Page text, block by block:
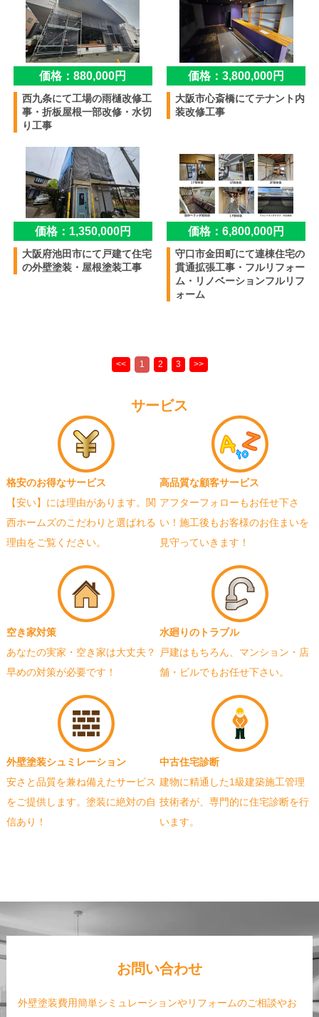
価格：880,000円
西九条にて工場の雨樋改修工
事・折板屋根一部改修・水切
り工事
価格：3,800,000円
大阪市心斎橋にてテナント内
装改修工事
価格：1,350,000円
大阪府池田市にて戸建て住宅
の外壁塗装・屋根塗装工事
価格：6,800,000円
守口市金田町にて連棟住宅の
貫通拡張工事・フルリフォー
ム・リノベーションフルリフ
ォーム
サービス
格安のお得なサービス
【安い】には理由があります。関
西ホームズのこだわりと選ばれる
理由をご覧ください。
高品質な顧客サービス
アフターフォローもお任せ下さ
い！施工後もお客様のお住まいを
見守っていきます！
空き家対策
あなたの実家・空き家は大丈夫？
早めの対策が必要です！
水廻りのトラブル
戸建はもちろん、マンション・店
舗・ビルでもお任せ下さい。
外壁塗装シュミレーション
安さと品質を兼ね備えたサービス
をご提供します。塗装に絶対の自
信あり！
中古住宅診断
建物に精通した1級建築施工管理
技術者が、専門的に住宅診断を行
います。
お問い合わせ
外壁塗装費用簡単シミュレーションやリフォームのご相談やお